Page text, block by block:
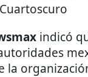
Cuartoscuro
indicó
la